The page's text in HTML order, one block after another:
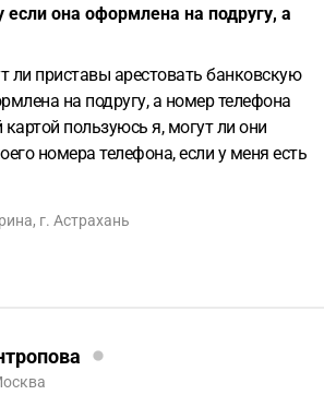
если она оформлена на подругу, а
ли приставы арестовать банковскую
на подругу, а номер телефона
пользуюсь я, могут ли они
номера телефона, если у меня есть
, г. Астрахань